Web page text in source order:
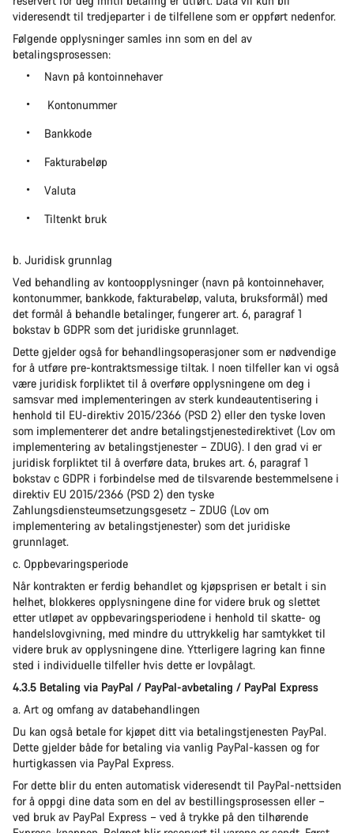
videresendt til tredjeparter i de tilfellene som er oppført nedenfor.
Følgende opplysninger samles inn som en del av
betalingsprosessen:
Navn på kontoinnehaver
Kontonummer
Bankkode
Fakturabeløp
Valuta
Tiltenkt bruk
b. Juridisk grunnlag
Ved behandling av kontoopplysninger (navn på kontoinnehaver,
kontonummer, bankkode, fakturabeløp, valuta, bruksformål) med
det formål å behandle betalinger, fungerer art. 6, paragraf 1
bokstav b GDPR som det juridiske grunnlaget.
Dette gjelder også for behandlingsoperasjoner som er nødvendige
for å utføre pre-kontraktsmessige tiltak. I noen tilfeller kan vi også
være juridisk forpliktet til å overføre opplysningene om deg i
samsvar med implementeringen av sterk kundeautentisering i
henhold til EU-direktiv 2015/2366 (PSD 2) eller den tyske loven
som implementerer det andre betalingstjenestedirektivet (Lov om
implementering av betalingstjenester – ZDUG). I den grad vi er
juridisk forpliktet til å overføre data, brukes art. 6, paragraf 1
bokstav c GDPR i forbindelse med de tilsvarende bestemmelsene i
direktiv EU 2015/2366 (PSD 2) den tyske
Zahlungsdiensteumsetzungsgesetz – ZDUG (Lov om
implementering av betalingstjenester) som det juridiske
grunnlaget.
c. Oppbevaringsperiode
Når kontrakten er ferdig behandlet og kjøpsprisen er betalt i sin
helhet, blokkeres opplysningene dine for videre bruk og slettet
etter utløpet av oppbevaringsperiodene i henhold til skatte- og
handelslovgivning, med mindre du uttrykkelig har samtykket til
videre bruk av opplysningene dine. Ytterligere lagring kan finne
sted i individuelle tilfeller hvis dette er lovpålagt.
4.3.5 Betaling via PayPal / PayPal-avbetaling / PayPal Express
a. Art og omfang av databehandlingen
Du kan også betale for kjøpet ditt via betalingstjenesten PayPal.
Dette gjelder både for betaling via vanlig PayPal-kassen og for
hurtigkassen via PayPal Express.
For dette blir du enten automatisk videresendt til PayPal-nettsiden
for å oppgi dine data som en del av bestillingsprosessen eller –
ved bruk av PayPal Express – ved å trykke på den tilhørende